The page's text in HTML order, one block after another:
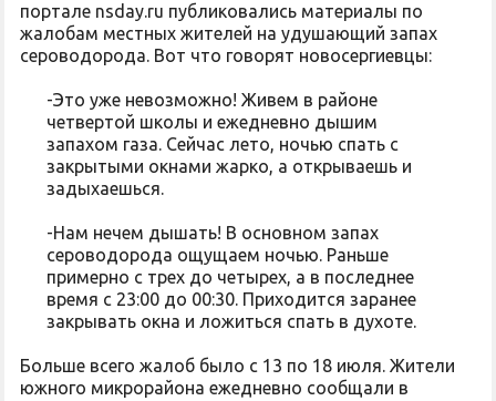
портале nsday.ru публиковались материалы по
жалобам местных жителей на удушающий запах
сероводорода. Вот что говорят новосергиевцы:
-Это уже невозможно! Живем в районе
четвертой школы и ежедневно дышим
запахом газа. Сейчас лето, ночью спать с
закрытыми окнами жарко, а открываешь и
задыхаешься.
-Нам нечем дышать! В основном запах
сероводорода ощущаем ночью. Раньше
примерно с трех до четырех, а в последнее
время с 23:00 до 00:30. Приходится заранее
закрывать окна и ложиться спать в духоте.
Больше всего жалоб было с 13 по 18 июля. Жители
южного микрорайона ежедневно сообщали в